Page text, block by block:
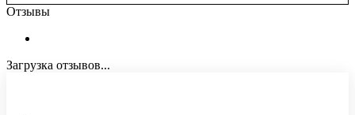
Отзывы
Загрузка отзывов...